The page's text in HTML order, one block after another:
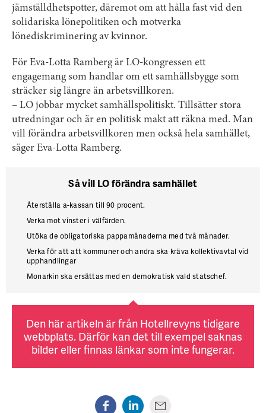
jämställdhetspotter, däremot om att hålla fast vid den
solidariska lönepolitiken och motverka
lönediskriminering av kvinnor.
För Eva-Lotta Ramberg är LO-kongressen ett
engagemang som handlar om ett samhällsbygge som
sträcker sig längre än arbetsvillkoren.
– LO jobbar mycket samhällspolitiskt. Tillsätter stora
utredningar och är en politisk makt att räkna med. Man
vill förändra arbetsvillkoren men också hela samhället,
säger Eva-Lotta Ramberg.
Så vill LO förändra samhället
Återställa a-kassan till 90 procent.
Verka mot vinster i välfärden.
Utöka de obligatoriska pappamånaderna med två månader.
Verka för att att kommuner och andra ska kräva kollektivavtal vid
upphandlingar
Monarkin ska ersättas med en demokratisk vald statschef.
Den här artikeln är från Hotellrevyns tidigare
webbplats. Därför kan det till exempel saknas
bilder eller finnas länkar som inte fungerar.